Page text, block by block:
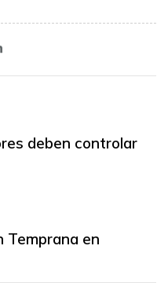
deben controlar
Temprana en